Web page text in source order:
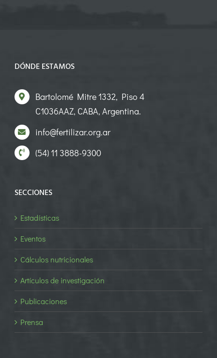
DÓNDE ESTAMOS
Bartolomé Mitre 1332, Piso 4
C1036AAZ, CABA, Argentina.
info@fertilizar.org.ar
(54) 11 3888-9300
SECCIONES
Estadísticas
Eventos
Cálculos nutricionales
Artículos de investigación
Publicaciones
Prensa